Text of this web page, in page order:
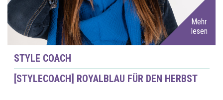
Mehr
lesen
STYLE COACH
[STYLECOACH] ROYALBLAU FÜR DEN HERBST